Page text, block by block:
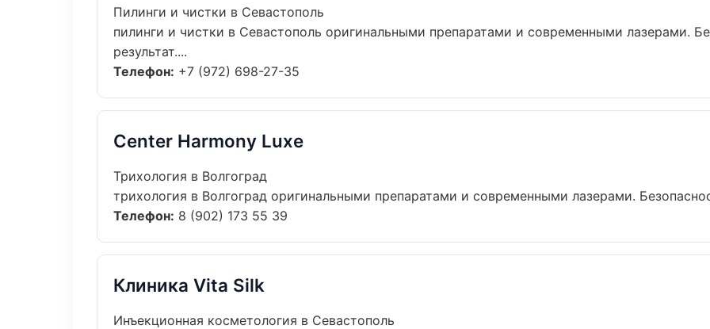
Пилинги и чистки в Севастополь
пилинги и чистки в Севастополь оригинальными препаратами и современными лазерами.
результат....
Телефон: +7 (972) 698-27-35
Center Harmony Luxe
Трихология в Волгоград
трихология в Волгоград оригинальными препаратами и современными лазерами.
Телефон: 8 (902) 173 55 39
Клиника Vita Silk
Инъекционная косметология в Севастополь